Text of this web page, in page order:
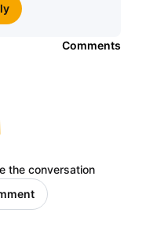
Comments
the conversation.